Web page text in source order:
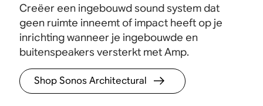
Creëer een ingebouwd sound system dat
geen ruimte inneemt of impact heeft op je
inrichting wanneer je ingebouwde en
buitenspeakers versterkt met Amp.
Shop Sonos Architectural